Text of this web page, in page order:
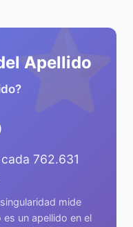
⭐
Apellido
762.631
mide
es un apellido en el